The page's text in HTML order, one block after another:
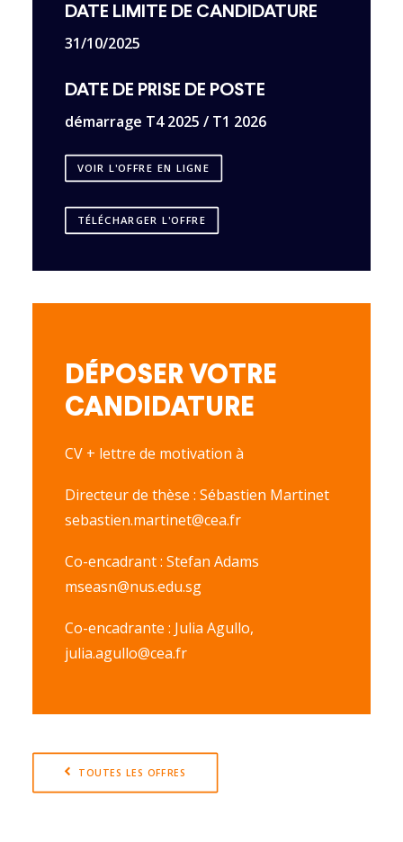
DATE LIMITE DE CANDIDATURE
31/10/2025
DATE DE PRISE DE POSTE
démarrage T4 2025 / T1 2026
VOIR L'OFFRE EN LIGNE
TÉLÉCHARGER L'OFFRE
DÉPOSER VOTRE
CANDIDATURE
CV + lettre de motivation à
Directeur de thèse : Sébastien Martinet
sebastien.martinet@cea.fr
Co-encadrant : Stefan Adams
mseasn@nus.edu.sg
Co-encadrante : Julia Agullo,
julia.agullo@cea.fr
TOUTES LES OFFRES